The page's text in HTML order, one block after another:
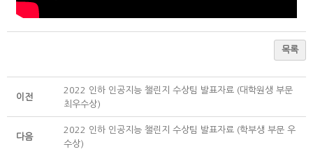
목록
이전
2022 인하 인공지능 챌린지 수상팀 발표자료 (대학원생 부문
최우수상)
다음
2022 인하 인공지능 챌린지 수상팀 발표자료 (학부생 부문 우
수상)